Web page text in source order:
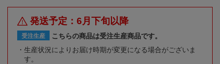
発送予定：6月下旬以降
受注生産
こちらの商品は受注生産商品です。
生産状況によりお届け時期が変更になる場合がございま
す。